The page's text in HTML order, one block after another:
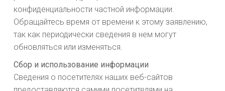
конфиденциальности частной информации.
Обращайтесь время от времени к этому заявлению,
так как периодически сведения в нем могут
обновляться или изменяться.
Сбор и использование информации
Сведения о посетителях наших веб-сайтов